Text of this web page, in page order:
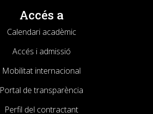
Accés a
Calendari acadèmic
Accés i admissió
Mobilitat internacional
Portal de transparència
Perfil del contractant